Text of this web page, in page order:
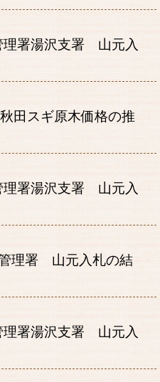
署湯沢支署 山元入
田スギ原木価格の推
署湯沢支署 山元入
理署 山元入札の結
署湯沢支署 山元入